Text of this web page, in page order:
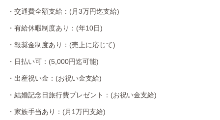
・交通費全額支給：(月3万円迄支給)
・有給休暇制度あり：(年10日)
・報奨金制度あり：(売上に応じて)
・日払い可：(5,000円迄可能)
・出産祝い金：(お祝い金支給)
・結婚記念日旅行費プレゼント：(お祝い金支給)
・家族手当あり：(月1万円支給)